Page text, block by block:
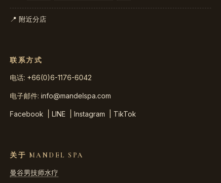
📍 附近分店
联系方式
电话: +66(0)6-1176-6042
电子邮件: info@mandelspa.com
Facebook LINE Instagram TikTok
关于 MANDEL SPA
曼谷男技师水疗